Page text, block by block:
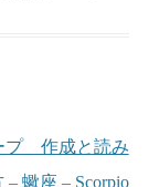
プ 作成と読み
– 蠍座 – Scorpio